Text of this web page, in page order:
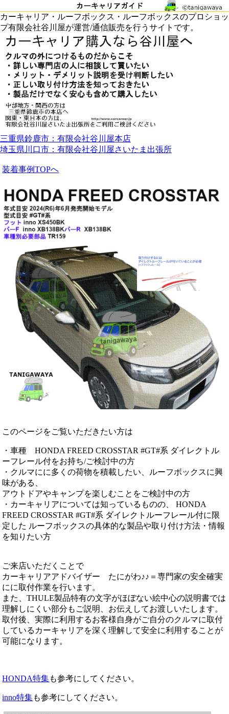
カーキャリア・ルーフボックス・ルーフボックスのプロショッ
プ有限会社谷川屋が運営/通信販売を行うサイトです。
三重県鈴鹿市：有限会社谷川屋本店
埼玉県川口市：有限会社谷川屋さいたま出張所
装着事例TOPへ
このページをご覧いただきたい方は
・車種 HONDA FREED CROSSTAR #GT#系 ダイレクトル
ーフレール付をお持ち/ご検討中の方
・クルマにに多くの荷物を積載したい、ルーフボックスに興
味がある、
アウトドアやキャンプを楽しむことをご検討中の方
・カーキャリアについては知っているものの、 HONDA
FREED CROSSTAR #GT#系 ダイレクトルーフレール付に限
定した ルーフボックスの具体的な製品や取り付け方法・情報
を知りたい方
ご来店いただくことで
カーキャリアアドバイザー たにがわ♪♪＝専門家の安全確実
にに取付作業を行います。
また、THULE製品特有の文字がほぼない絵中心の説明書では
理解しにくい部分もご説明、お伝えしてお渡しいたします。
取付後、実際に利用するお客様自身がご自分のクルマに取付
しているカーキャリアを深く理解して安全に利用することが
可能になります。
HONDA特集も参考にしてください。
inno特集も参考にしてください。